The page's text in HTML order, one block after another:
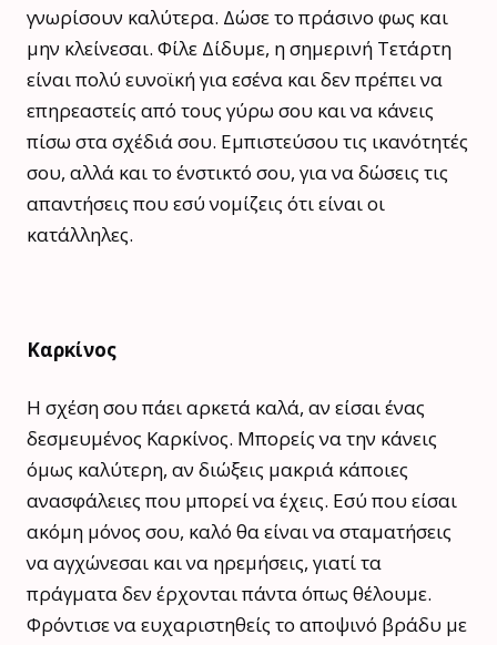
γνωρίσουν καλύτερα. Δώσε το πράσινο φως και
μην κλείνεσαι. Φίλε Δίδυμε, η σημερινή Τετάρτη
είναι πολύ ευνοϊκή για εσένα και δεν πρέπει να
επηρεαστείς από τους γύρω σου και να κάνεις
πίσω στα σχέδιά σου. Εμπιστεύσου τις ικανότητές
σου, αλλά και το ένστικτό σου, για να δώσεις τις
απαντήσεις που εσύ νομίζεις ότι είναι οι
κατάλληλες.
Καρκίνος
Η σχέση σου πάει αρκετά καλά, αν είσαι ένας
δεσμευμένος Καρκίνος. Μπορείς να την κάνεις
όμως καλύτερη, αν διώξεις μακριά κάποιες
ανασφάλειες που μπορεί να έχεις. Εσύ που είσαι
ακόμη μόνος σου, καλό θα είναι να σταματήσεις
να αγχώνεσαι και να ηρεμήσεις, γιατί τα
πράγματα δεν έρχονται πάντα όπως θέλουμε.
Φρόντισε να ευχαριστηθείς το αποψινό βράδυ με